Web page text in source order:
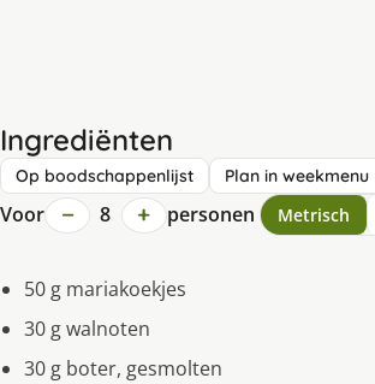
Ingrediënten
Op boodschappenlijst Plan in weekmenu
Voor − 8 + personen Metrisch
50 g mariakoekjes
30 g walnoten
30 g boter, gesmolten